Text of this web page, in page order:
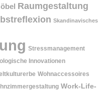
Raumgestaltung
Skandinavisches
Stressmanagement
Innovationen
Wohnaccessoires
Work-Life-